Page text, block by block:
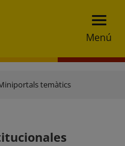
Menú
temàtics